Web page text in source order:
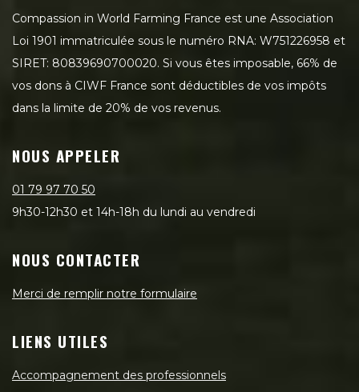
Compassion in World Farming France est une Association
Loi 1901 immatriculée sous le numéro RNA: W751226958 et
SIRET: 80839690700020. Si vous êtes imposable, 66% de
vos dons à CIWF France sont déductibles de vos impôts
dans la limite de 20% de vos revenus.
NOUS APPELER
01 79 97 70 50
9h30-12h30 et 14h-18h du lundi au vendredi
NOUS CONTACTER
Merci de remplir notre formulaire
LIENS UTILES
Accompagnement des professionnels